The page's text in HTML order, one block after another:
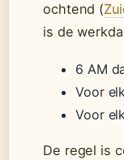
ochtend (
is de
6 AM
Voor
Voor
De regel is